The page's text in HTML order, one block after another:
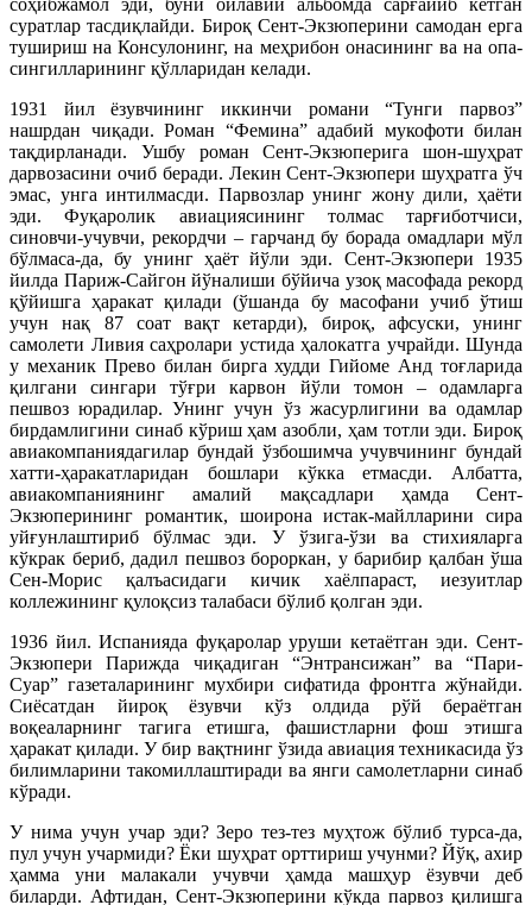
соҳибжамол эди, буни оилавий альбомда сарғайиб кетган
суратлар тасдиқлайди. Бироқ Сент-Экзюперини самодан ерга
тушириш на Консулонинг, на меҳрибон онасининг ва на опа-
сингилларининг қўлларидан келади.
1931 йил ёзувчининг иккинчи романи “Тунги парвоз”
нашрдан чиқади. Роман “Фемина” адабий мукофоти билан
тақдирланади. Ушбу роман Сент-Экзюперига шон-шуҳрат
дарвозасини очиб беради. Лекин Сент-Экзюпери шуҳратга ўч
эмас, унга интилмасди. Парвозлар унинг жону дили, ҳаёти
эди. Фуқаролик авиациясининг толмас тарғиботчиси,
синовчи-учувчи, рекордчи – гарчанд бу борада омадлари мўл
бўлмаса-да, бу унинг ҳаёт йўли эди. Сент-Экзюпери 1935
йилда Париж-Сайгон йўналиши бўйича узоқ масофада рекорд
қўйишга ҳаракат қилади (ўшанда бу масофани учиб ўтиш
учун нақ 87 соат вақт кетарди), бироқ, афсуски, унинг
самолети Ливия саҳролари устида ҳалокатга учрайди. Шунда
у механик Прево билан бирга худди Гийоме Анд тоғларида
қилгани сингари тўғри карвон йўли томон – одамларга
пешвоз юрадилар. Унинг учун ўз жасурлигини ва одамлар
бирдамлигини синаб кўриш ҳам азобли, ҳам тотли эди. Бироқ
авиакомпаниядагилар бундай ўзбошимча учувчининг бундай
хатти-ҳаракатларидан бошлари кўкка етмасди. Албатта,
авиакомпаниянинг амалий мақсадлари ҳамда Сент-
Экзюперининг романтик, шоирона истак-майлларини сира
уйғунлаштириб бўлмас эди. У ўзига-ўзи ва стихияларга
кўкрак бериб, дадил пешвоз бороркан, у барибир қалбан ўша
Сен-Морис қалъасидаги кичик хаёлпараст, иезуитлар
коллежининг қулоқсиз талабаси бўлиб қолган эди.
1936 йил. Испанияда фуқаролар уруши кетаётган эди. Сент-
Экзюпери Парижда чиқадиган “Энтрансижан” ва “Пари-
Суар” газеталарининг мухбири сифатида фронтга жўнайди.
Сиёсатдан йироқ ёзувчи кўз олдида рўй бераётган
воқеаларнинг тагига етишга, фашистларни фош этишга
ҳаракат қилади. У бир вақтнинг ўзида авиация техникасида ўз
билимларини такомиллаштиради ва янги самолетларни синаб
кўради.
У нима учун учар эди? Зеро тез-тез муҳтож бўлиб турса-да,
пул учун учармиди? Ёки шуҳрат орттириш учунми? Йўқ, ахир
ҳамма уни малакали учувчи ҳамда машҳур ёзувчи деб
биларди. Афтидан, Сент-Экзюперини кўкда парвоз қилишга